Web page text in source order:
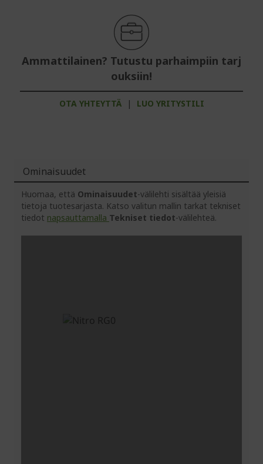
Ammattilainen? Tutustu parhaimpiin tarj
ouksiin!
OTA YHTEYTTÄ | LUO YRITYSTILI
Ominaisuudet
Huomaa, että Ominaisuudet-välilehti sisältää yleisiä
tietoja tuotesarjasta. Katso valitun mallin tarkat tekniset
tiedot napsauttamalla Tekniset tiedot-välilehteä.